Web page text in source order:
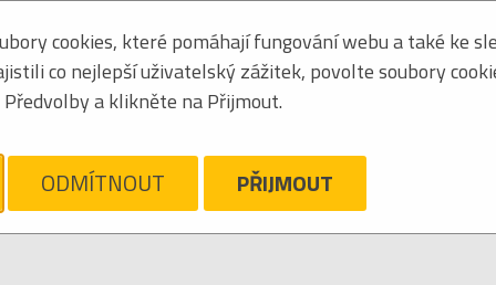
Seřadit podle: jména
výpis
CARNAGE
cookies, které pomáhají fungování webu a také ke
co nejlepší uživatelský zážitek, povolte soubory
a klikněte na Přijmout.
ODMÍTNOUT PŘIJMOUT